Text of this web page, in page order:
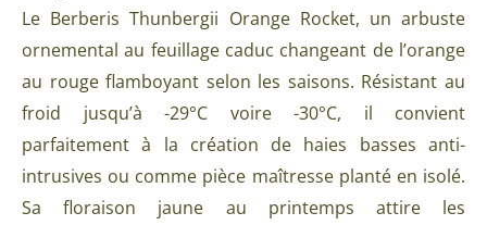
Le Berberis Thunbergii Orange Rocket, un arbuste
ornemental au feuillage caduc changeant de l’orange
au rouge flamboyant selon les saisons. Résistant au
froid jusqu’à -29°C voire -30°C, il convient
parfaitement à la création de haies basses anti-
intrusives ou comme pièce maîtresse planté en isolé.
Sa floraison jaune au printemps attire les